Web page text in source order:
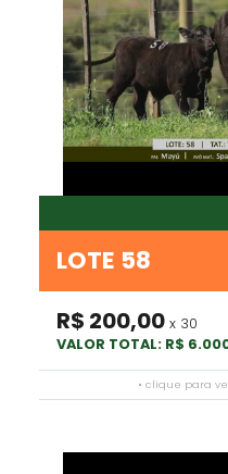
LOTE 58
R$ 200,00 x 30
VALOR TOTAL: R$
• clique para